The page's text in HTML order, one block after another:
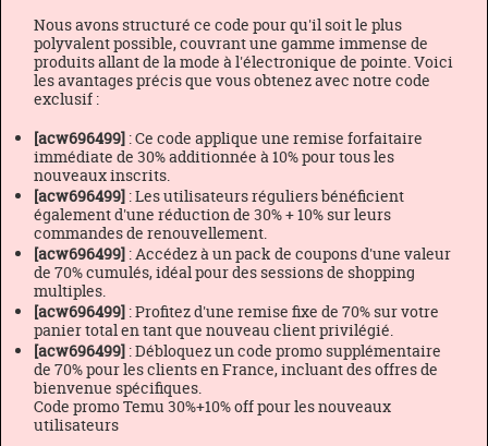
Nous avons structuré ce code pour qu'il soit le plus
polyvalent possible, couvrant une gamme immense de
produits allant de la mode à l'électronique de pointe. Voici
les avantages précis que vous obtenez avec notre code
exclusif :
[acw696499] : Ce code applique une remise forfaitaire
immédiate de 30% additionnée à 10% pour tous les
nouveaux inscrits.
[acw696499] : Les utilisateurs réguliers bénéficient
également d'une réduction de 30% + 10% sur leurs
commandes de renouvellement.
[acw696499] : Accédez à un pack de coupons d'une valeur
de 70% cumulés, idéal pour des sessions de shopping
multiples.
[acw696499] : Profitez d'une remise fixe de 70% sur votre
panier total en tant que nouveau client privilégié.
[acw696499] : Débloquez un code promo supplémentaire
de 70% pour les clients en France, incluant des offres de
bienvenue spécifiques.
Code promo Temu 30%+10% off pour les nouveaux
utilisateurs